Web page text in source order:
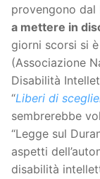
provengono dal
a mettere in
giorni scorsi si
(Associazione
Disabilità
“Liberi di
sembrerebbe
“Legge sul
aspetti
disabilità